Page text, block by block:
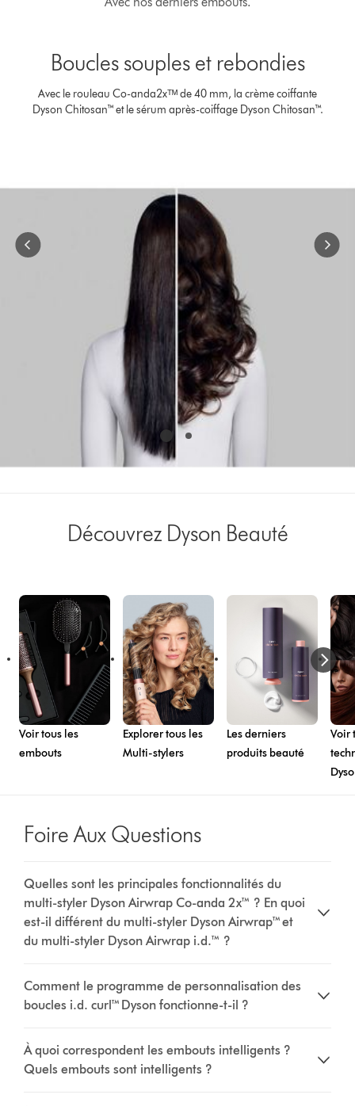
Boucles souples et rebondies
Avec le rouleau Co-anda2xᵀᴹ de 40 mm, la crème coiffante
Dyson Chitosan™ et le sérum après-coiffage Dyson Chitosan™.
Découvrez Dyson Beauté
Voir tous les
embouts
Explorer tous les
Multi-stylers
Les derniers
produits beauté
Voir
Foire Aux Questions
Quelles sont les principales fonctionnalités du
multi-styler Dyson Airwrap Co-anda 2x™ ? En quoi
est-il différent du multi-styler Dyson Airwrap™ et
du multi-styler Dyson Airwrap i.d.™ ?
Comment le programme de personnalisation des
boucles i.d. curl™ Dyson fonctionne-t-il ?
À quoi correspondent les embouts intelligents ?
Quels embouts sont intelligents ?